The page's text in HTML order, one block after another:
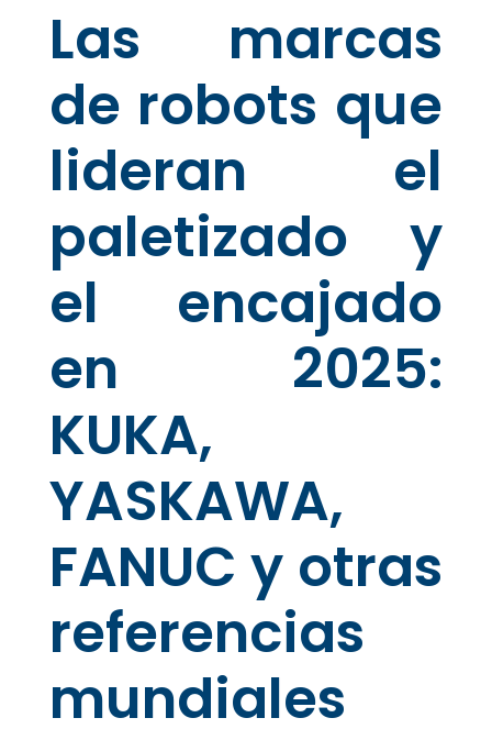
Las marcas
de robots que
lideran el
paletizado y
el encajado
en 2025:
KUKA,
YASKAWA,
FANUC y otras
referencias
mundiales